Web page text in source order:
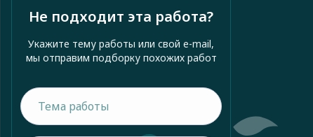
Не подходит эта работа?
Укажите тему работы или свой e-mail,
мы отправим подборку похожих работ